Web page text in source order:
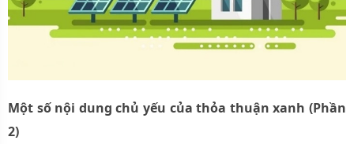
Một số nội dung chủ yếu của thỏa thuận xanh (Phần
2)